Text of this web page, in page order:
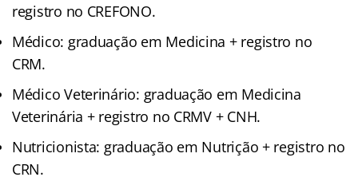
registro no CREFONO.
Médico: graduação em Medicina + registro no
CRM.
Médico Veterinário: graduação em Medicina
Veterinária + registro no CRMV + CNH.
Nutricionista: graduação em Nutrição + registro no
CRN.